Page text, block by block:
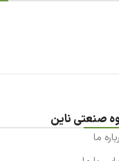
صنعتی ناین
ما